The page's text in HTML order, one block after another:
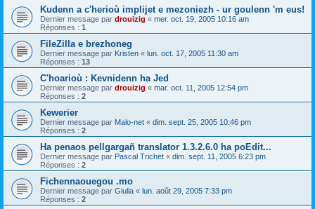
Kudenn a c'herioù implijet e mezoniezh - ur goulenn 'm eus!
Dernier message par drouizig « mer. oct. 19, 2005 10:16 am
Réponses : 1
FileZilla e brezhoneg
Dernier message par Kristen « lun. oct. 17, 2005 11:30 am
Réponses : 13
C'hoarioù : Kevnidenn ha Jed
Dernier message par drouizig « mar. oct. 11, 2005 12:54 pm
Réponses : 2
Kewerier
Dernier message par Malo-net « dim. sept. 25, 2005 10:46 pm
Réponses : 2
Ha penaos pellgargañ translator 1.3.2.6.0 ha poEdit...
Dernier message par Pascal Trichet « dim. sept. 11, 2005 6:23 pm
Réponses : 2
Fichennaouegou .mo
Dernier message par Giulia « lun. août 29, 2005 7:33 pm
Réponses : 2